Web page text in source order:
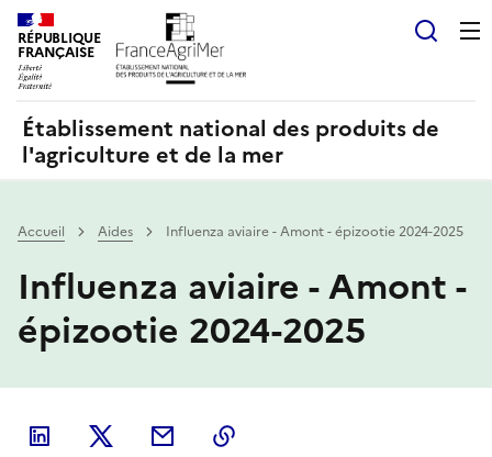
RÉPUBLIQUE
FRANÇAISE
Établissement national des produits de
l'agriculture et de la mer
Accueil Aides Influenza aviaire - Amont - épizootie 2024-2025
Influenza aviaire - Amont -
épizootie 2024-2025
Panneau de gestion des cookies